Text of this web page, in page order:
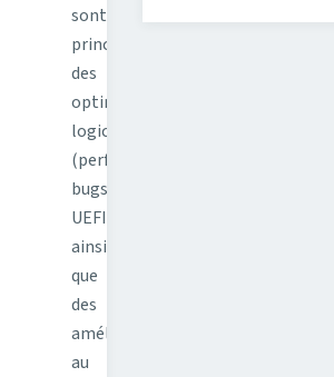
sont
principalement
des
optimisations
logicielles
(performances,
bugs,
UEFI...),
ainsi
que
des
améliorations
au